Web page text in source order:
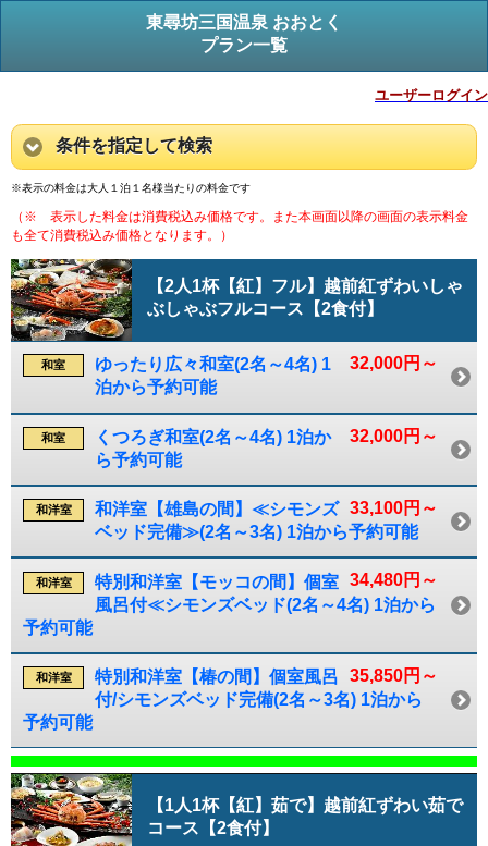
東尋坊三国温泉 おおとく
プラン一覧
ユーザーログイン
条件を指定して検索
※表示の料金は大人１泊１名様当たりの料金です
（※ 表示した料金は消費税込み価格です。また本画面以降の画面の表示料金
も全て消費税込み価格となります。）
【2人1杯【紅】フル】越前紅ずわいしゃ
ぶしゃぶフルコース【2食付】
32,000円～
和室
ゆったり広々和室(2名～4名) 1
泊から予約可能
32,000円～
和室
くつろぎ和室(2名～4名) 1泊か
ら予約可能
33,100円～
和洋室
和洋室【雄島の間】≪シモンズ
ベッド完備≫(2名～3名) 1泊から予約可能
34,480円～
和洋室
特別和洋室【モッコの間】個室
風呂付≪シモンズベッド(2名～4名) 1泊から
予約可能
35,850円～
和洋室
特別和洋室【椿の間】個室風呂
付/シモンズベッド完備(2名～3名) 1泊から
予約可能
【1人1杯【紅】茹で】越前紅ずわい茹で
コース【2食付】